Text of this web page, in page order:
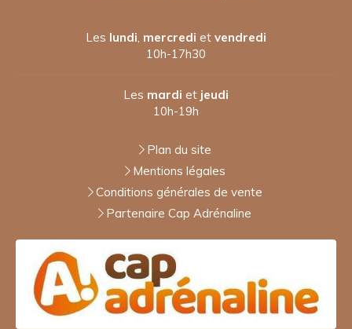
Les lundi, mercredi et vendredi
10h-17h30
Les mardi et jeudi
10h-19h
Plan du site
Mentions légales
Conditions générales de vente
Partenaire Cap Adrénaline